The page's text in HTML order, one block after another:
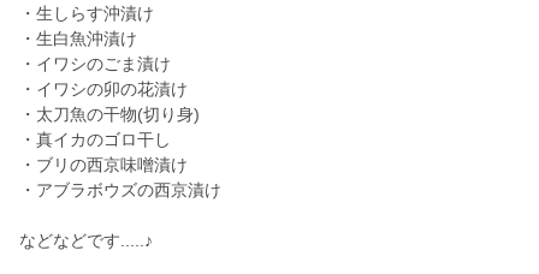
・生しらす沖漬け
・生白魚沖漬け
・イワシのごま漬け
・イワシの卯の花漬け
・太刀魚の干物(切り身)
・真イカのゴロ干し
・ブリの西京味噌漬け
・アブラボウズの西京漬け
などなどです.....♪